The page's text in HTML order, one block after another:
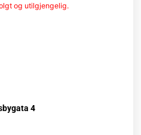
og utilgjengelig.
4